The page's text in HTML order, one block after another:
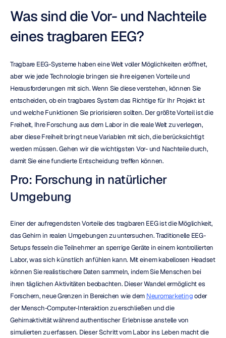
Was sind die Vor- und Nachteile
eines tragbaren EEG?
Tragbare EEG-Systeme haben eine Welt voller Möglichkeiten eröffnet,
aber wie jede Technologie bringen sie ihre eigenen Vorteile und
Herausforderungen mit sich. Wenn Sie diese verstehen, können Sie
entscheiden, ob ein tragbares System das Richtige für Ihr Projekt ist
und welche Funktionen Sie priorisieren sollten. Der größte Vorteil ist die
Freiheit, Ihre Forschung aus dem Labor in die reale Welt zu verlegen,
aber diese Freiheit bringt neue Variablen mit sich, die berücksichtigt
werden müssen. Gehen wir die wichtigsten Vor- und Nachteile durch,
damit Sie eine fundierte Entscheidung treffen können.
Pro: Forschung in natürlicher
Umgebung
Einer der aufregendsten Vorteile des tragbaren EEG ist die Möglichkeit,
das Gehirn in realen Umgebungen zu untersuchen. Traditionelle EEG-
Setups fesseln die Teilnehmer an sperrige Geräte in einem kontrollierten
Labor, was sich künstlich anfühlen kann. Mit einem kabellosen Headset
können Sie realistischere Daten sammeln, indem Sie Menschen bei
ihren täglichen Aktivitäten beobachten. Dieser Wandel ermöglicht es
Forschern, neue Grenzen in Bereichen wie dem Neuromarketing oder
der Mensch-Computer-Interaktion zu erschließen und die
Gehirnaktivität während authentischer Erlebnisse anstelle von
simulierten zu erfassen. Dieser Schritt vom Labor ins Leben macht die